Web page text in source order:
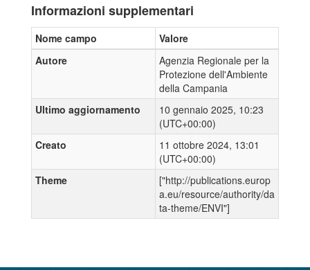
Informazioni supplementari
Nome campo
Valore
Autore
Agenzia Regionale per la
Protezione dell'Ambiente
della Campania
Ultimo aggiornamento
10 gennaio 2025, 10:23
(UTC+00:00)
Creato
11 ottobre 2024, 13:01
(UTC+00:00)
Theme
["http://publications.europ
a.eu/resource/authority/da
ta-theme/ENVI"]